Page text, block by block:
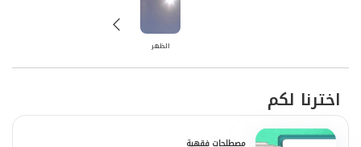
الظهر
اخترنا لكم
مصطلحات فقهية